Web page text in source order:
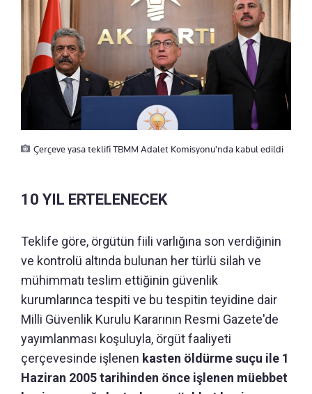
Çerçeve yasa teklifi TBMM Adalet Komisyonu'nda kabul edildi
10 YIL ERTELENECEK
Teklife göre, örgütün fiili varlığına son verdiğinin
ve kontrolü altında bulunan her türlü silah ve
mühimmatı teslim ettiğinin güvenlik
kurumlarınca tespiti ve bu tespitin teyidine dair
Milli Güvenlik Kurulu Kararının Resmi Gazete'de
yayımlanması koşuluyla, örgüt faaliyeti
çerçevesinde işlenen kasten öldürme suçu ile 1
Haziran 2005 tarihinden önce işlenen müebbet